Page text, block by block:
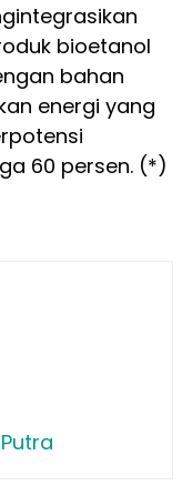
bioetanol
bahan
energi yang
60 persen. (*)